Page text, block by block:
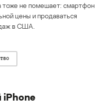
не помешает: смартфон
цены и продаваться
в США.
iPhone